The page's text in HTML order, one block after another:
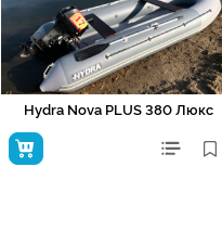
Hydra Nova PLUS 380 Люкс